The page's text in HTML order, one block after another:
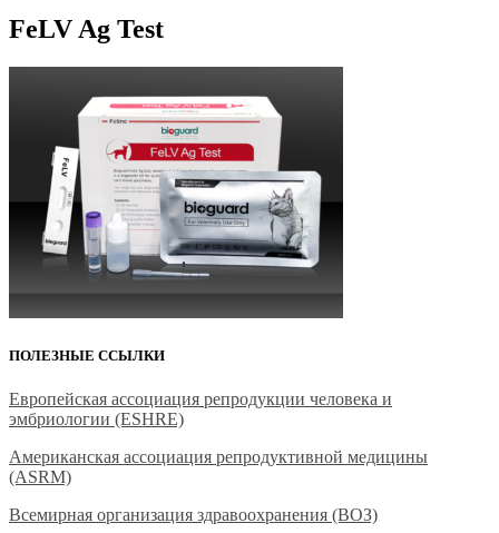
FeLV Ag Test
ПОЛЕЗНЫЕ ССЫЛКИ
Европейская ассоциация репродукции человека и
эмбриологии (ESHRE)
Американская ассоциация репродуктивной медицины
(ASRM)
Всемирная организация здравоохранения (ВОЗ)